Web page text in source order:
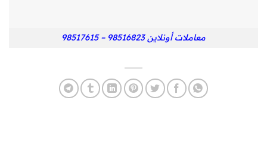
معاملات أونلاين 98516823 – 98517615